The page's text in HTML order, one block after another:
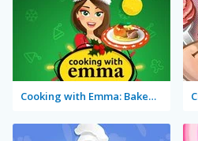
Cooking with Emma: Baked Apples Vegan